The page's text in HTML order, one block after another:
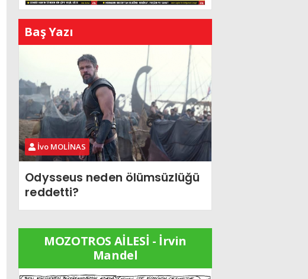
Baş Yazı
İvo MOLİNAS
Odysseus neden ölümsüzlüğü
reddetti?
MOZOTROS AİLESİ - İrvin
Mandel